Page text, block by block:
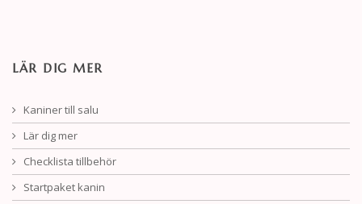
LÄR DIG MER
Kaniner till salu
Lär dig mer
Checklista tillbehör
Startpaket kanin